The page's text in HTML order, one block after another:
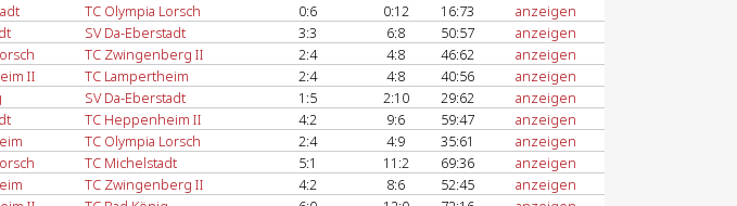
TC Olympia Lorsch 0:6 0:12 16:73
anzeigen
SV Da-Eberstadt 3:3 6:8 50:57
anzeigen
TC Zwingenberg II 2:4 4:8 46:62
anzeigen
II
TC Lampertheim 2:4 4:8 40:56
anzeigen
SV Da-Eberstadt 1:5 2:10 29:62
anzeigen
TC Heppenheim II 4:2 9:6 59:47
anzeigen
TC Olympia Lorsch 2:4 4:9 35:61
anzeigen
TC Michelstadt 5:1 11:2 69:36
anzeigen
TC Zwingenberg II 4:2 8:6 52:45
anzeigen